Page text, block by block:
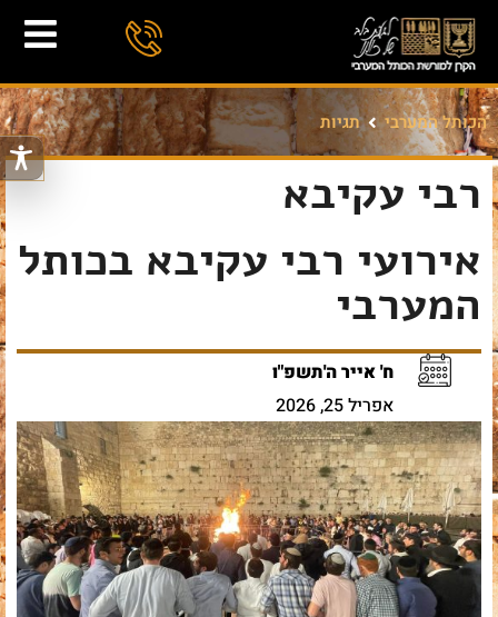
הכותל המערבי תגיות
רבי עקיבא
אירועי רבי עקיבא בכותל
המערבי
ח' אייר ה'תשפ"ו
אפריל 25, 2026